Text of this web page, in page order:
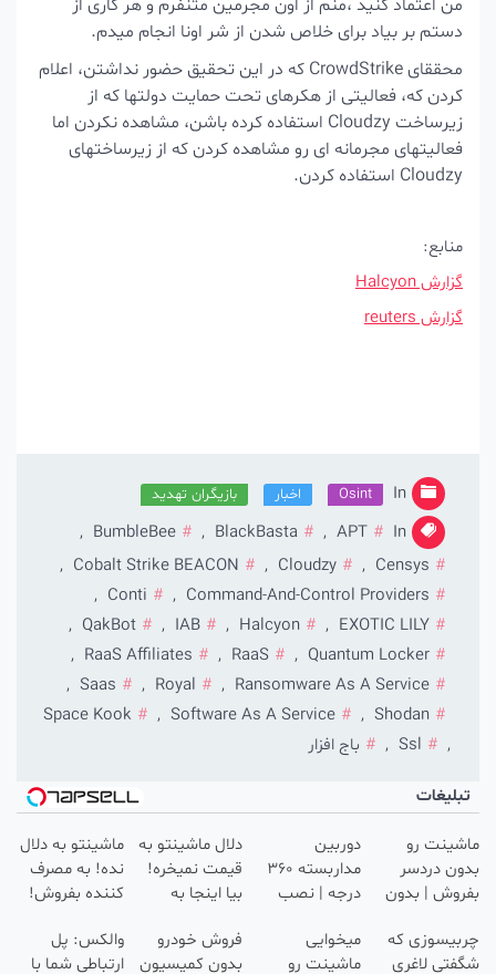
من اعتماد کنید ،منم از اون مجرمین متنفرم و هر کاری از
دستم بر بیاد برای خلاص شدن از شر اونا انجام میدم.
محققای CrowdStrike که در این تحقیق حضور نداشتن، اعلام
کردن که، فعالیتی از هکرهای تحت حمایت دولتها که از
زیرساخت Cloudzy استفاده کرده باشن، مشاهده نکردن اما
فعالیتهای مجرمانه ای رو مشاهده کردن که از زیرساختهای
Cloudzy استفاده کردن.
منابع:
گزارش Halcyon
گزارش reuters
In
Osint بازیگران تهدید
In
APT
,
BlackBasta
,
BumbleBee
,
Censys
,
Cloudzy
,
Cobalt Strike BEACON
,
Command-And-Control Providers
,
Conti
,
EXOTIC LILY
,
Halcyon
,
IAB
,
QakBot
,
Quantum Locker
,
RaaS
,
RaaS Affiliates
,
Ransomware As A Service
,
Royal
,
Saas
,
Shodan
,
Software As A Service
,
Space Kook
Ssl
, باج افزار
رو
دردسر
| بدون
دوربین
مداربسته 360
درجه | نصب
دلال ماشینتو به
قیمت نمیخره!
بیا اینجا به
بفروش*فقط
خریدار واقعی*
ماشینتو به دلال
نده! به مصرف
کننده بفروش!
یک تماس
که
لاغری
میخوایی
ماشینت رو
فروش خودرو
بدون کمیسیون
والکس: پل
ارتباطی شما با